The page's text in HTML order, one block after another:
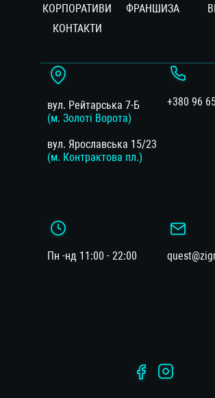
КОРПОРАТИВИ
ФРАНШИЗА
КОНТАКТИ
вул. Рейтарська 7-Б
(м. Золоті Ворота)
вул. Ярославська 15/23
(м. Контрактова пл.)
+380 96
Пн -нд 11:00 - 22:00